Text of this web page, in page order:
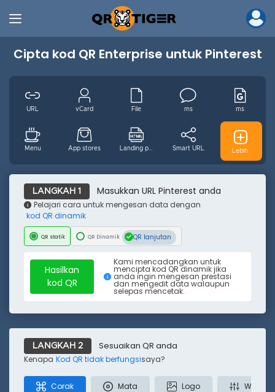
Cipta kod QR Enterprise untuk Pinterest
URL vCard File ms ms
Menu App stores Smart URL Digital GS1
MP3 Video Wifi Email
Acara Facebook Youtube Instagram
Lokasi Teks
Lebih
LANGKAH 1 Masukkan URL Pinterest anda
Pelajari cara untuk mengesan data dengan
kod QR dinamik
QR statik QR Dinamik QR lanjutan
Hasilkan
kod QR
Kami mencadangkan untuk
mencipta kod QR dinamik jika
anda ingin mengesan prestasi
dan mengedit data walaupun
selepas mencetak.
LANGKAH 2 Sesuaikan QR anda
Kenapa Kod QR tidak berfungsisaya?
Corak Mata Logo Warna